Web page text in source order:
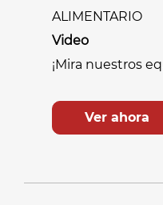
ALIMENTARIO
Video
¡Mira nuestros
Ver ahora